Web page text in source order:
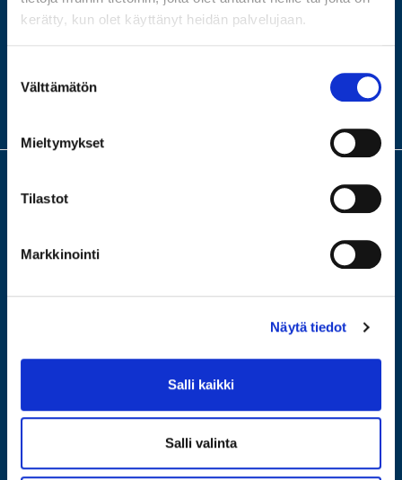
kerätty, kun olet käyttänyt heidän palvelujaan.
valinta
Välttämätön
Mieltymykset
Tilastot
Markkinointi
Näytä tiedot
Salli kaikki
Salli valinta
MYY
HUUTOKAUPPA
Meillä saat arvion ja lainaa arvotavaroistasi. Turvallinen ja fiksu laina,
lainaat itseltäsi. Tervetuloa johonkin neljästä
konttoristamme ilmaiseen arviointiin!